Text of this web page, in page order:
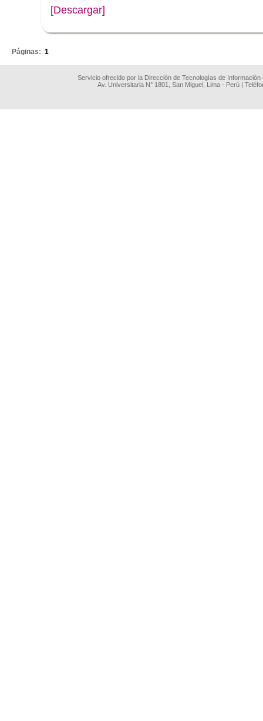
[Descargar]
Páginas: 1
Servicio ofrecido por la Dirección de Tecnologías de
Av. Universitaria N° 1801, San Miguel, Lima - Perú |